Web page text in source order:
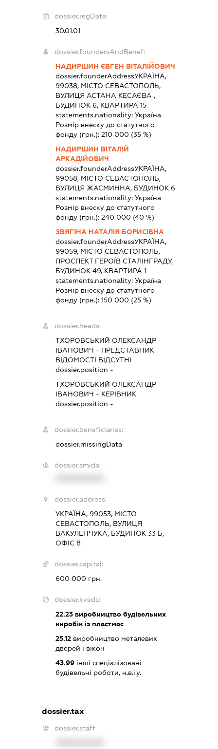
dossier.regDate:
30.01.01
dossier.foundersAndBenef:
НАДИРШИН ЄВГЕН ВІТАЛІЙОВИЧ
dossier.founderAddressУКРАЇНА,
99038, МІСТО СЕВАСТОПОЛЬ,
ВУЛИЦЯ АСТАНА КЕСАЄВА ,
БУДИНОК 6, КВАРТИРА 15
statements.nationality:Україна
Розмір внеску до статутного
фонду (грн.):210 000 (35 %)
НАДИРШИН ВІТАЛІЙ
АРКАДІЙОВИЧ
dossier.founderAddressУКРАЇНА,
99058, МІСТО СЕВАСТОПОЛЬ,
ВУЛИЦЯ ЖАСМИННА, БУДИНОК 6
statements.nationality:Україна
Розмір внеску до статутного
фонду (грн.):240 000 (40 %)
ЗВЯГІНА НАТАЛІЯ БОРИСІВНА
dossier.founderAddressУКРАЇНА,
99059, МІСТО СЕВАСТОПОЛЬ,
ПРОСПЕКТ ГЕРОЇВ СТАЛІНГРАДУ,
БУДИНОК 49, КВАРТИРА 1
statements.nationality:Україна
Розмір внеску до статутного
фонду (грн.):150 000 (25 %)
dossier.heads:
ТХОРОВСЬКИЙ ОЛЕКСАНДР
ІВАНОВИЧ - ПРЕДСТАВНИК
ВІДОМОСТІ ВІДСУТНІ
dossier.position -
ТХОРОВСЬКИЙ ОЛЕКСАНДР
ІВАНОВИЧ - КЕРІВНИК
dossier.position -
dossier.beneficiaries:
dossier.missingData
dossier.smida:
dossier.address:
УКРАЇНА, 99053, МІСТО
СЕВАСТОПОЛЬ, ВУЛИЦЯ
ВАКУЛЕНЧУКА, БУДИНОК 33 Б,
ОФІС 8
dossier.capital:
600 000 грн.
dossier.kveds:
22.23 виробництво будівельних
виробів із пластмас
25.12 виробництво металевих
дверей і вікон
43.99 інші спеціалізовані
будівельні роботи, н.в.і.у.
dossier.tax
dossier.staff